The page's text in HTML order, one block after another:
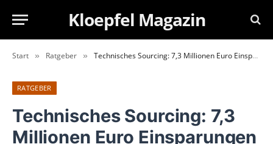
Kloepfel Magazin
Start » Ratgeber » Technisches Sourcing: 7,3 Millionen Euro Einsparungen im Jahr 2024
RATGEBER
Technisches Sourcing: 7,3
Millionen Euro Einsparungen